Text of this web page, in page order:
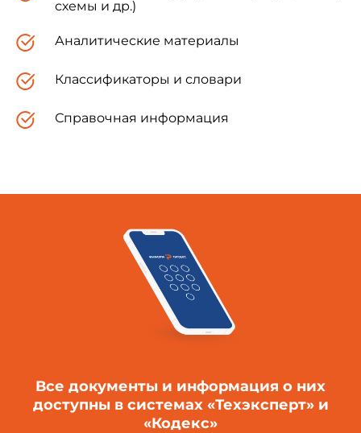
схемы и др.)
Аналитические материалы
Классификаторы и словари
Справочная информация
Все документы и информация о них
доступны в системах «Техэксперт» и
«Кодекс»